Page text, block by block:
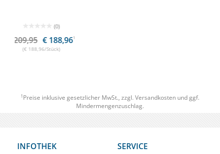
1 Preise inklusive gesetzlicher MwSt., zzgl. Versandkosten und ggf.
Mindermengenzuschlag.
INFOTHEK SERVICE